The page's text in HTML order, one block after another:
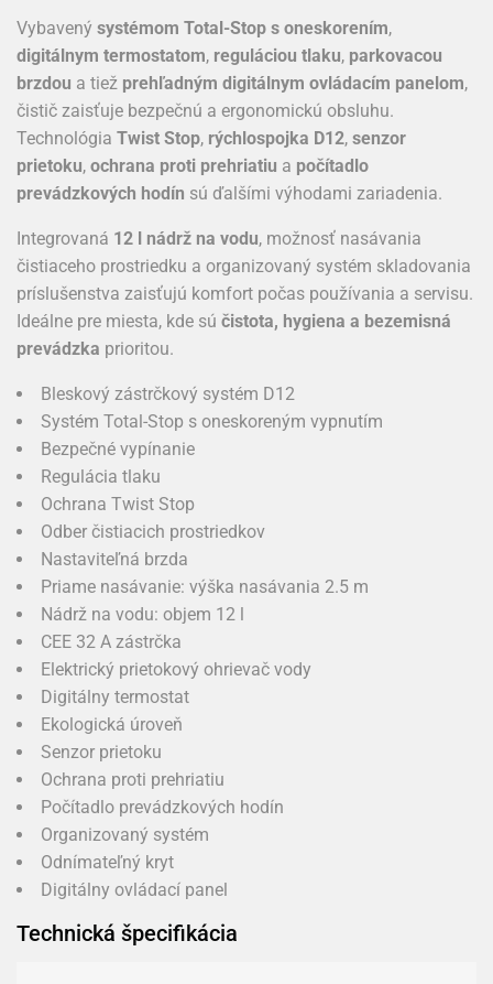
Vybavený systémom Total-Stop s oneskorením,
digitálnym termostatom, reguláciou tlaku, parkovacou
brzdou a tiež prehľadným digitálnym ovládacím panelom,
čistič zaisťuje bezpečnú a ergonomickú obsluhu.
Technológia Twist Stop, rýchlospojka D12, senzor
prietoku, ochrana proti prehriatiu a počítadlo
prevádzkových hodín sú ďalšími výhodami zariadenia.
Integrovaná 12 l nádrž na vodu, možnosť nasávania
čistiaceho prostriedku a organizovaný systém skladovania
príslušenstva zaisťujú komfort počas používania a servisu.
Ideálne pre miesta, kde sú čistota, hygiena a bezemisná
prevádzka prioritou.
Bleskový zástrčkový systém D12
Systém Total-Stop s oneskoreným vypnutím
Bezpečné vypínanie
Regulácia tlaku
Ochrana Twist Stop
Odber čistiacich prostriedkov
Nastaviteľná brzda
Priame nasávanie: výška nasávania 2.5 m
Nádrž na vodu: objem 12 l
CEE 32 A zástrčka
Elektrický prietokový ohrievač vody
Digitálny termostat
Ekologická úroveň
Senzor prietoku
Ochrana proti prehriatiu
Počítadlo prevádzkových hodín
Organizovaný systém
Odnímateľný kryt
Digitálny ovládací panel
Technická špecifikácia